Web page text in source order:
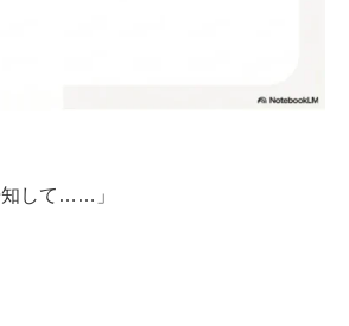
知して……」